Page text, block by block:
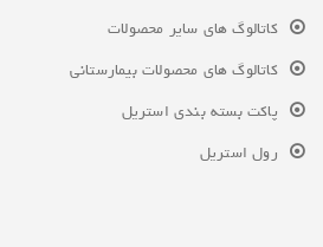
کاتالوگ های سایر محصولات
کاتالوگ های محصولات بیمارستانی
پاکت بسته بندی استریل
رول استریل